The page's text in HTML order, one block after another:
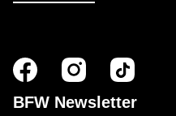
BFW Newsletter